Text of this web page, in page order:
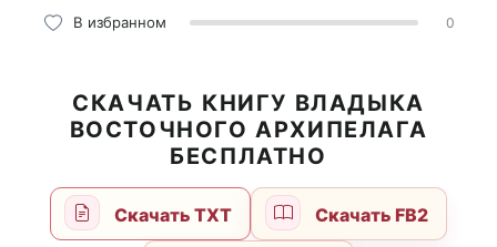
В избранном 0
СКАЧАТЬ КНИГУ ВЛАДЫКА
ВОСТОЧНОГО АРХИПЕЛАГА
БЕСПЛАТНО
Скачать TXT Скачать FB2